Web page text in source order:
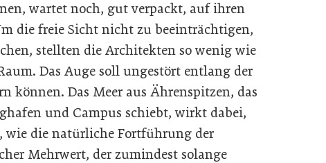
wartet noch, gut verpackt, auf ihren
die freie Sicht nicht zu beeinträchtigen,
stellten die Architekten so wenig wie
Das Auge soll ungestört entlang der
können. Das Meer aus Ährenspitzen, das
und Campus schiebt, wirkt dabei,
wie die natürliche Fortführung der
Mehrwert, der zumindest solange